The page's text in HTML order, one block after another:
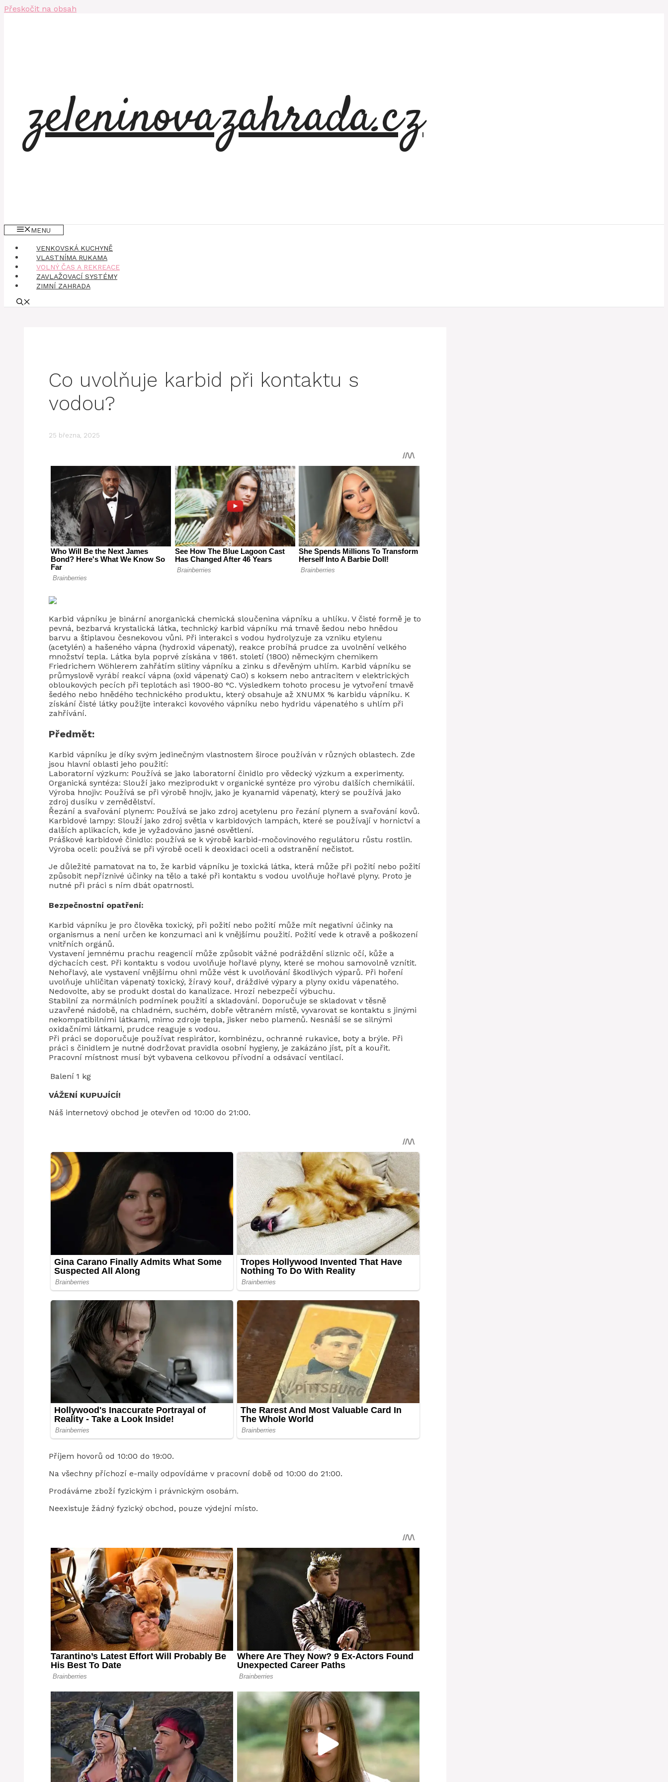
Přeskočit na obsah
zeleninovazahrada.cz
MENU
VENKOVSKÁ KUCHYNĚ
VLASTNÍMA RUKAMA
VOLNÝ ČAS A REKREACE
ZAVLAŽOVACÍ SYSTÉMY
ZIMNÍ ZAHRADA
Co uvolňuje karbid při kontaktu s
vodou?
25 března, 2025
Karbid vápníku je binární anorganická chemická sloučenina vápníku a uhlíku. V čisté formě je to
pevná, bezbarvá krystalická látka, technický karbid vápníku má tmavě šedou nebo hnědou
barvu a štiplavou česnekovou vůni. Při interakci s vodou hydrolyzuje za vzniku etylenu
(acetylén) a hašeného vápna (hydroxid vápenatý), reakce probíhá prudce za uvolnění velkého
množství tepla. Látka byla poprvé získána v 1861. století (1800) německým chemikem
Friedrichem Wöhlerem zahřátím slitiny vápníku a zinku s dřevěným uhlím. Karbid vápníku se
průmyslově vyrábí reakcí vápna (oxid vápenatý CaO) s koksem nebo antracitem v elektrických
obloukových pecích při teplotách asi 1900-80 °C. Výsledkem tohoto procesu je vytvoření tmavě
šedého nebo hnědého technického produktu, který obsahuje až XNUMX % karbidu vápníku. K
získání čisté látky použijte interakci kovového vápníku nebo hydridu vápenatého s uhlím při
zahřívání.
Předmět:
Karbid vápníku je díky svým jedinečným vlastnostem široce používán v různých oblastech. Zde
jsou hlavní oblasti jeho použití:
Laboratorní výzkum: Používá se jako laboratorní činidlo pro vědecký výzkum a experimenty.
Organická syntéza: Slouží jako meziprodukt v organické syntéze pro výrobu dalších chemikálií.
Výroba hnojiv: Používá se při výrobě hnojiv, jako je kyanamid vápenatý, který se používá jako
zdroj dusíku v zemědělství.
Řezání a svařování plynem: Používá se jako zdroj acetylenu pro řezání plynem a svařování kovů.
Karbidové lampy: Slouží jako zdroj světla v karbidových lampách, které se používají v hornictví a
dalších aplikacích, kde je vyžadováno jasné osvětlení.
Práškové karbidové činidlo: používá se k výrobě karbid-močovinového regulátoru růstu rostlin.
Výroba oceli: používá se při výrobě oceli k deoxidaci oceli a odstranění nečistot.
Je důležité pamatovat na to, že karbid vápníku je toxická látka, která může při požití nebo požití
způsobit nepříznivé účinky na tělo a také při kontaktu s vodou uvolňuje hořlavé plyny. Proto je
nutné při práci s ním dbát opatrnosti.
Bezpečnostní opatření:
Karbid vápníku je pro člověka toxický, při požití nebo požití může mít negativní účinky na
organismus a není určen ke konzumaci ani k vnějšímu použití. Požití vede k otravě a poškození
vnitřních orgánů.
Vystavení jemnému prachu reagencií může způsobit vážné podráždění sliznic očí, kůže a
dýchacích cest. Při kontaktu s vodou uvolňuje hořlavé plyny, které se mohou samovolně vznítit.
Nehořlavý, ale vystavení vnějšímu ohni může vést k uvolňování škodlivých výparů. Při hoření
uvolňuje uhličitan vápenatý toxický, žíravý kouř, dráždivé výpary a plyny oxidu vápenatého.
Nedovolte, aby se produkt dostal do kanalizace. Hrozí nebezpečí výbuchu.
Stabilní za normálních podmínek použití a skladování. Doporučuje se skladovat v těsně
uzavřené nádobě, na chladném, suchém, dobře větraném místě, vyvarovat se kontaktu s jinými
nekompatibilními látkami, mimo zdroje tepla, jisker nebo plamenů. Nesnáší se se silnými
oxidačními látkami, prudce reaguje s vodou.
Při práci se doporučuje používat respirátor, kombinézu, ochranné rukavice, boty a brýle. Při
práci s činidlem je nutné dodržovat pravidla osobní hygieny, je zakázáno jíst, pít a kouřit.
Pracovní místnost musí být vybavena celkovou přívodní a odsávací ventilací.
Balení 1 kg
VÁŽENÍ KUPUJÍCÍ!
Náš internetový obchod je otevřen od 10:00 do 21:00.
Příjem hovorů od 10:00 do 19:00.
Na všechny příchozí e-maily odpovídáme v pracovní době od 10:00 do 21:00.
Prodáváme zboží fyzickým i právnickým osobám.
Neexistuje žádný fyzický obchod, pouze výdejní místo.